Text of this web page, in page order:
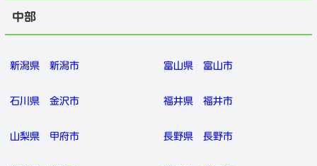
中部
新潟県 新潟市 富山県 富山市
石川県 金沢市 福井県 福井市
山梨県 甲府市 長野県 長野市